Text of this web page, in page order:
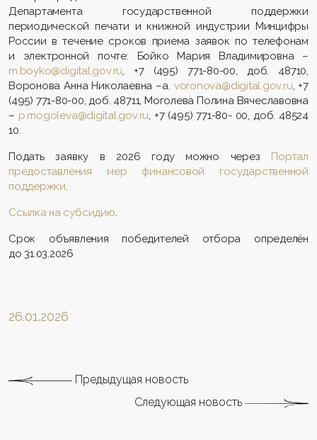
Департамента государственной поддержки
периодической печати и книжной индустрии Минцифры
России в течение сроков приема заявок по телефонам
и электронной почте: Бойко Мария Владимировна –
m.boyko@digital.gov.ru, +7 (495) 771-80-00, доб. 48710,
Воронова Анна Николаевна –а. voronova@digital.gov.ru, +7
(495) 771-80-00, доб. 48711, Моголева Полина Вячеславовна
– p.mogoleva@digital.gov.ru, +7 (495) 771-80- 00, доб. 48524
10.
Подать заявку в 2026 году можно через Портал
предоставления мер финансовой государственной
поддержки.
Ссылка на субсидию.
Срок объявления победителей отбора определён
до 31.03.2026
26.01.2026
Предыдущая новость
Следующая новость